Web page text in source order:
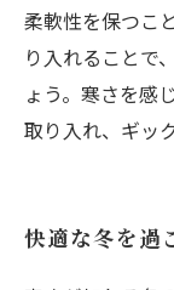
柔軟性を保つこ
り入れることで
ょう。寒さを感
取り入れ、ギッ
快適な冬を過